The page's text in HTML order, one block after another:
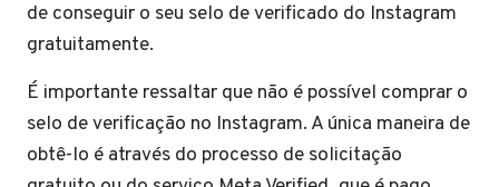
de conseguir o seu selo de verificado do Instagram
gratuitamente.
É importante ressaltar que não é possível comprar o
selo de verificação no Instagram. A única maneira de
obtê-lo é através do processo de solicitação